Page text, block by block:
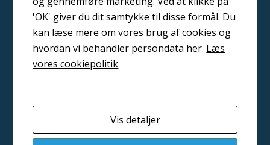
d
i
n
b
e
PRODUKTER
Malerudstyr
Blæsemiddel
Metalliseringsudstyr
Sandblæsningsanlæg
Slyngrensningsanlæg
Sikkerhedsudstyr
'OK' giver du dit samtykke til disse formål. Du
kan læse mere om vores brug af cookies og
hvordan vi behandler persondata her. Læs
vores cookiepolitik
Vis detaljer